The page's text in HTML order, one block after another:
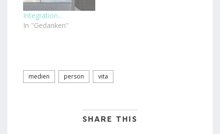
Integration...
In "Gedanken"
medien person vita
SHARE THIS